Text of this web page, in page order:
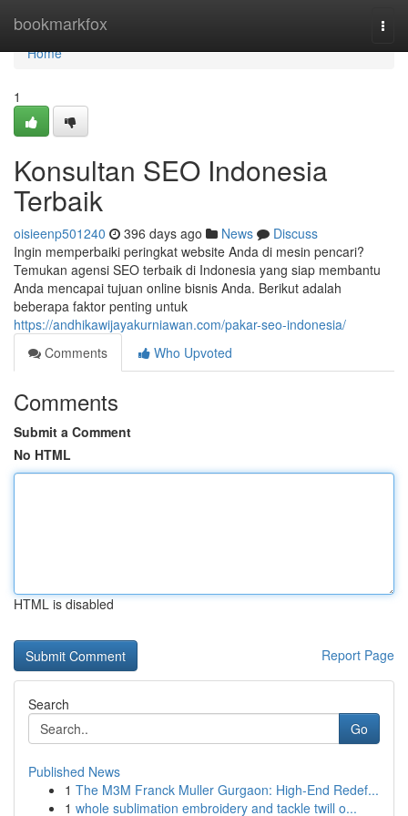
bookmarkfox
Home
Home
1
Konsultan SEO Indonesia
Terbaik
oisieenp501240 396 days ago News
Discuss
Ingin memperbaiki peringkat website Anda di mesin pencari?
Temukan agensi SEO terbaik di Indonesia yang siap membantu
Anda mencapai tujuan online bisnis Anda. Berikut adalah
beberapa faktor penting untuk
https://andhikawijayakurniawan.com/pakar-seo-indonesia/
Comments
Who Upvoted
Comments
Submit a Comment
No HTML
HTML is disabled
Report Page
Search
Go
Published News
1 The M3M Franck Muller Gurgaon: High-End Redef...
1 whole sublimation embroidery and tackle twill o...